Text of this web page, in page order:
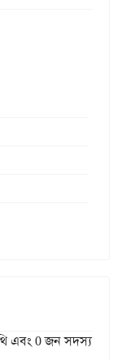
এবং 0 জন সদস্য